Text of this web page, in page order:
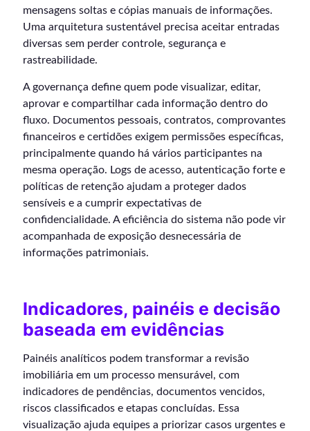
mensagens soltas e cópias manuais de informações.
Uma arquitetura sustentável precisa aceitar entradas
diversas sem perder controle, segurança e
rastreabilidade.
A governança define quem pode visualizar, editar,
aprovar e compartilhar cada informação dentro do
fluxo. Documentos pessoais, contratos, comprovantes
financeiros e certidões exigem permissões específicas,
principalmente quando há vários participantes na
mesma operação. Logs de acesso, autenticação forte e
políticas de retenção ajudam a proteger dados
sensíveis e a cumprir expectativas de
confidencialidade. A eficiência do sistema não pode vir
acompanhada de exposição desnecessária de
informações patrimoniais.
Indicadores, painéis e decisão
baseada em evidências
Painéis analíticos podem transformar a revisão
imobiliária em um processo mensurável, com
indicadores de pendências, documentos vencidos,
riscos classificados e etapas concluídas. Essa
visualização ajuda equipes a priorizar casos urgentes e